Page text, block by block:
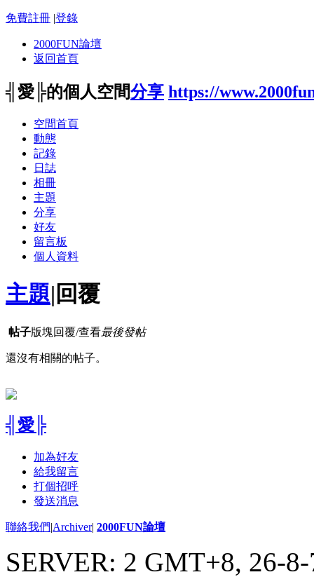
免費註冊 |登錄
2000FUN論壇
返回首頁
╣愛╠的個人空間分享 https://
空間首頁
動態
記錄
日誌
相冊
主題
分享
好友
留言板
個人資料
主題| 回覆
帖子版塊回覆/查看最後發帖
還沒有相關的帖子。
╣愛╠
加為好友
給我留言
打個招呼
發送消息
聯絡我們|Archiver| 2000FUN論壇
SERVER: 2 GMT+8, 26-